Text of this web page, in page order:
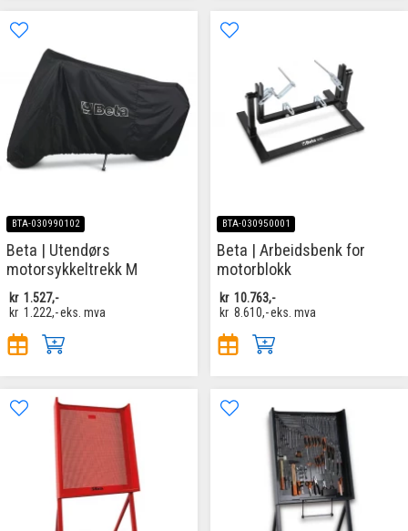
BTA-030990102
Beta | Utendørs
motorsykkeltrekk M
kr 1.527,-
kr 1.222,-eks. mva
BTA-030950001
Beta | Arbeidsbenk for
motorblokk
kr 10.763,-
kr 8.610,-eks. mva